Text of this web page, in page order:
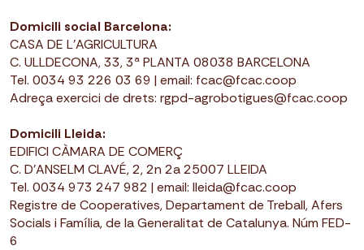
Domicili social Barcelona:
CASA DE L'AGRICULTURA
C. ULLDECONA, 33, 3ª PLANTA 08038 BARCELONA
Tel. 0034 93 226 03 69 | email: fcac@fcac.coop
Adreça exercici de drets: rgpd-agrobotigues@fcac.coop
Domicili Lleida:
EDIFICI CÀMARA DE COMERÇ
C. D’ANSELM CLAVÉ, 2, 2n 2a 25007 LLEIDA
Tel. 0034 973 247 982 | email: lleida@fcac.coop
Registre de Cooperatives, Departament de Treball, Afers
Socials i Família, de la Generalitat de Catalunya. Núm FED-
6